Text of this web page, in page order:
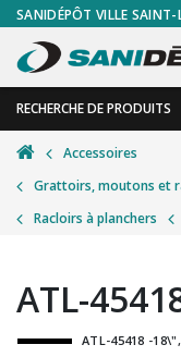
SANIDÉPÔT VILLE SAINT-
RECHERCHE DE PRODUITS
RETOUR
Accessoires de
Accessoires
Accessoires pour
Alimentaire
RETOUR
Gants
Masques
Signalisations
Test de diagnostic
Accessoires
Grattoirs, moutons et
Racloirs à planchers
ATL-
ATL-45418 -18\"